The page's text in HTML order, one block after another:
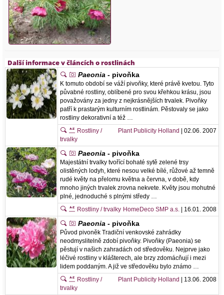
Další informace v článcích o rostlinách
Paeonia - pivoňka
K tomuto období se váží pivoňky, které právě kvetou. Tyto
půvabné rostliny, oblíbené pro svou křehkou krásu, jsou
považovány za jedny z nejkrásnějších trvalek. Pivoňky
patří k prastarým kulturním rostlinám. Pěstovaly se jako
rostliny dekorativní a též …
Plant Publicity Holland
| 02.06. 2007
Rostliny /
trvalky
Paeonia - pivoňka
Majestátní trvalky tvořící bohaté sytě zelené trsy
olistěných lodyh, které nesou velké bílé, růžové až temně
rudé květy na přelomu května a června, v době, kdy
mnoho jiných trvalek zrovna nekvete. Květy jsou mohutné
plné, jednoduché s plnými středy …
HomeDeco SMP a.s. | 16.01. 2008
Rostliny / trvalky
Paeonia - pivoňka
Původ pivoněk Tradiční venkovské zahrádky
neodmyslitelně zdobí pivoňky. Pivoňky (Paeonia) se
pěstují v našich zahradách od středověku. Nejprve jako
léčivé rostliny v klášterech, ale brzy zdomácňují i mezi
lidem poddaným. A již ve středověku bylo známo …
Plant Publicity Holland
| 13.06. 2008
Rostliny /
trvalky